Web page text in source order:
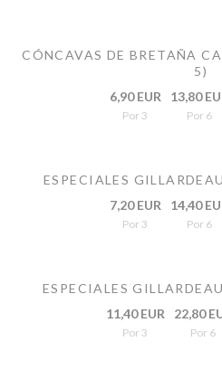
CÓNCAVAS DE BRETAÑA
5)
6,90 EUR
Por 3
13,80
Por 6
ESPECIALES
7,20 EUR
Por 3
14,40
Por 6
ESPECIALES
11,40 EUR
Por 3
22,80
Por 6